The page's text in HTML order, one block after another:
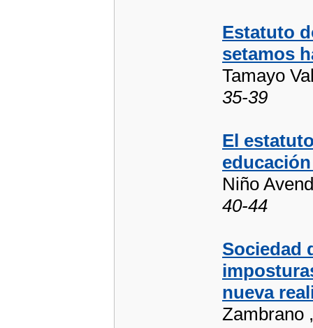
Estatuto
setamos
Tamayo
35-39
El
Niño
40-44
Sociedad
nueva
Zambrano